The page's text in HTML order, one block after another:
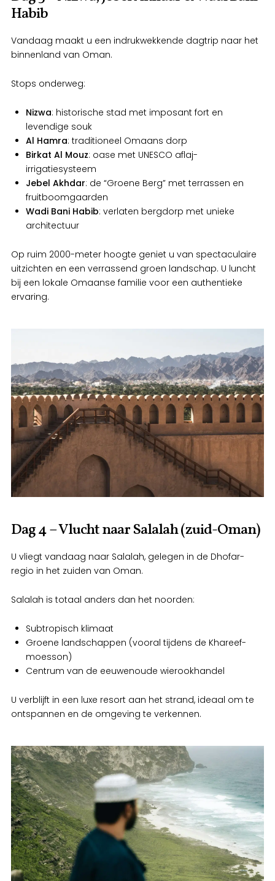
Habib
Vandaag maakt u een indrukwekkende dagtrip naar het
binnenland van Oman.
Stops onderweg:
Nizwa: historische stad met imposant fort en
levendige souk
Al Hamra: traditioneel Omaans dorp
Birkat Al Mouz: oase met UNESCO aflaj-
irrigatiesysteem
Jebel Akhdar: de “Groene Berg” met terrassen en
fruitboomgaarden
Wadi Bani Habib: verlaten bergdorp met unieke
architectuur
Op ruim 2000-meter hoogte geniet u van spectaculaire
uitzichten en een verrassend groen landschap. U luncht
bij een lokale Omaanse familie voor een authentieke
ervaring.
Dag 4 – Vlucht naar Salalah (zuid-Oman)
U vliegt vandaag naar Salalah, gelegen in de Dhofar-
regio in het zuiden van Oman.
Salalah is totaal anders dan het noorden:
Subtropisch klimaat
Groene landschappen (vooral tijdens de Khareef-
moesson)
Centrum van de eeuwenoude wierookhandel
U verblijft in een luxe resort aan het strand, ideaal om te
ontspannen en de omgeving te verkennen.